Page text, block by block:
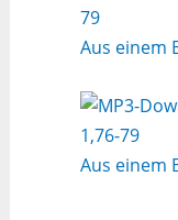
79
Aus einem
1,76-79
Aus einem